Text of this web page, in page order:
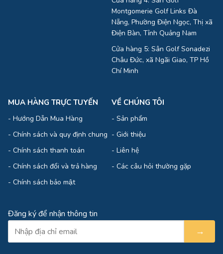
Montgomerie Golf Links Đà
Nẵng, Phường Điện Ngọc, Thị xã
Điện Bàn, Tỉnh Quảng Nam
Cửa hàng 5: Sân Golf Sonadezi
Châu Đức, xã Ngãi Giao, TP Hồ
Chí Minh
MUA HÀNG TRỰC TUYẾN
- Hướng Dẫn Mua Hàng
- Chính sách và quy định chung
- Chính sách thanh toán
- Chính sách đổi và trả hàng
- Chính sách bảo mật
VỀ CHÚNG TÔI
- Sản phẩm
- Giới thiệu
- Liên hệ
- Các câu hỏi thường gặp
Đăng ký để nhận thông tin
→